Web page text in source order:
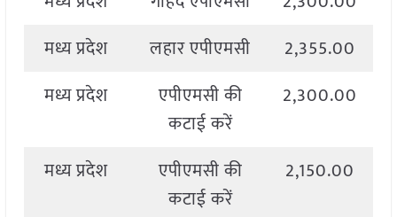
मध्य प्रदेश
लहार एपीएमसी 2,355.00
मध्य प्रदेश
एपीएमसी की
कटाई करें
2,300.00
मध्य प्रदेश
एपीएमसी की
कटाई करें
2,150.00